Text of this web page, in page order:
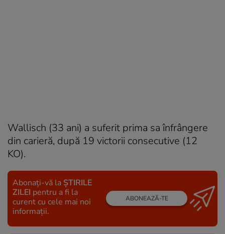
Wallisch (33 ani) a suferit prima sa înfrângere
din carieră, după 19 victorii consecutive (12
KO).
Abonați-vă la ȘTIRILE
ZILEI pentru a fi la
curent cu cele mai noi
informații.
ABONEAZĂ-TE